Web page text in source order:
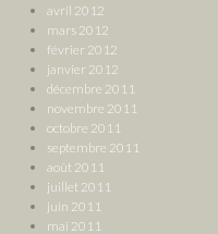
avril 2012
mars 2012
février 2012
janvier 2012
décembre 2011
novembre 2011
octobre 2011
septembre 2011
août 2011
juillet 2011
juin 2011
mai 2011